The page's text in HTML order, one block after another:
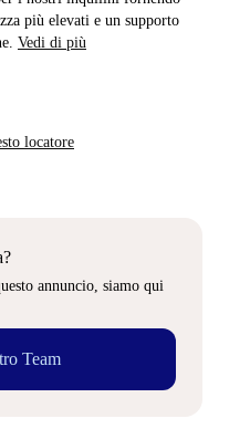
più elevati e un supporto
Vedi di più
locatore
annuncio, siamo qui
Team